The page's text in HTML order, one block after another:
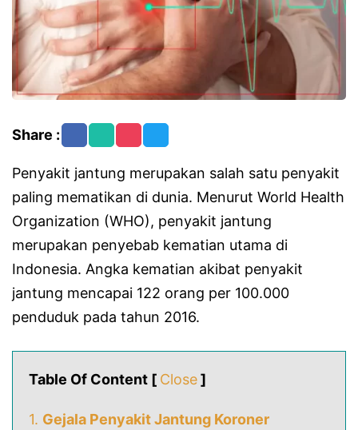
Share :
Penyakit jantung merupakan salah satu penyakit
paling mematikan di dunia. Menurut World Health
Organization (WHO), penyakit jantung
merupakan penyebab kematian utama di
Indonesia. Angka kematian akibat penyakit
jantung mencapai 122 orang per 100.000
penduduk pada tahun 2016.
Table Of Content [ Close]
1. Gejala Penyakit Jantung Koroner